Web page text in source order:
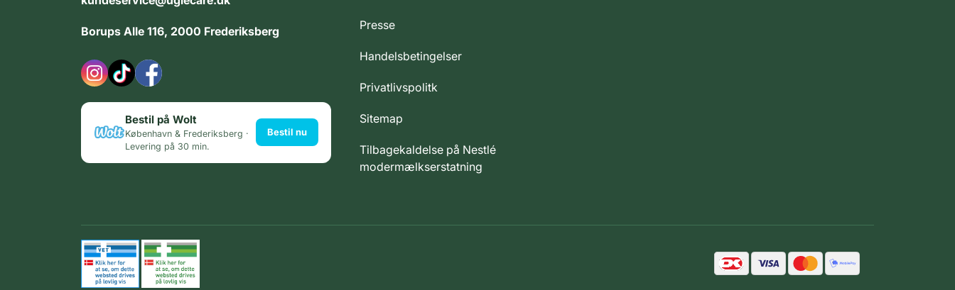
Borups Alle 116, 2000 Frederiksberg
Bestil på Wolt
København & Frederiksberg ·
Levering på 30 min.
Bestil nu
Presse
Handelsbetingelser
Privatlivspolitk
Sitemap
Tilbagekaldelse på Nestlé
modermælkserstatning